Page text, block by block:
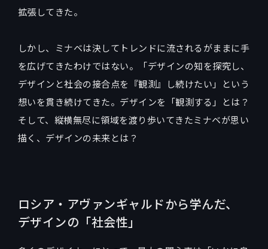
拡張してきた。
しかし、ミナベは決してトレンドに流されるがままに手
を広げてきたわけではない。「デザインの知を探究し、
デザインと社会の接合点を『観測』し続けたい」という
想いを貫き続けてきた。デザインを「観測する」とは？
そして、縦横無尽に領域を渡り歩いてきたミナベが思い
描く、デザインの未来とは？
ロシア・アヴァンギャルドから学んだ、
デザインの「社会性」